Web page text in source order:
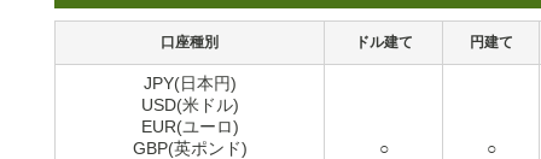
口座種別 ドル建て 円建て
JPY(日本円)
USD(米ドル)
EUR(ユーロ)
GBP(英ポンド)
○ ○